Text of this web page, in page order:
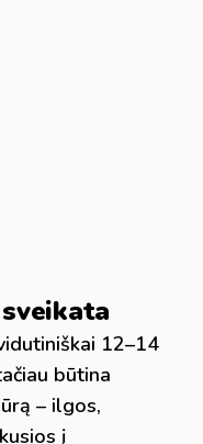
12–14
būtina
– ilgos,
į